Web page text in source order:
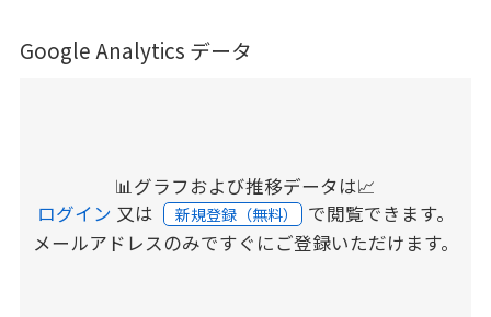
Google Analytics データ
📊グラフおよび推移データは📈
ログイン 又は 新規登録（無料） で閲覧できます。
メールアドレスのみですぐにご登録いただけます。